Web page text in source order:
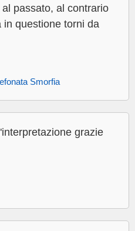
passato, al contrario
in questione torni da
Smorfia
grazie